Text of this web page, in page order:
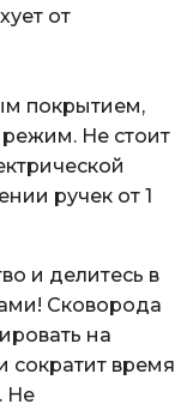
от
покрытием,
Не стоит
ручек от 1
и делитесь в
Сковорода
на
сократит время
Не